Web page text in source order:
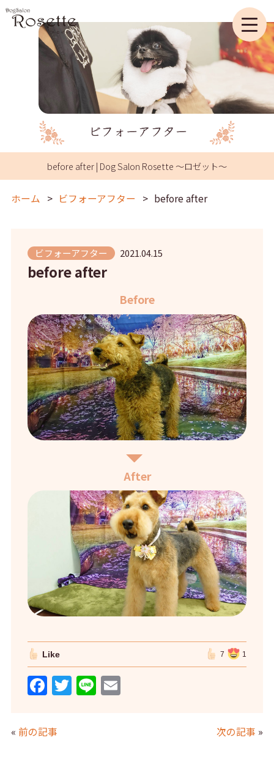
before after | Dog Salon Rosette ～ロゼット～
ホーム ビフォーアフター before after
ビフォーアフター 2021.04.15
before after
Before
After
Like 7 1
F
c
e
T Li E
« 前の記事 次の記事 »